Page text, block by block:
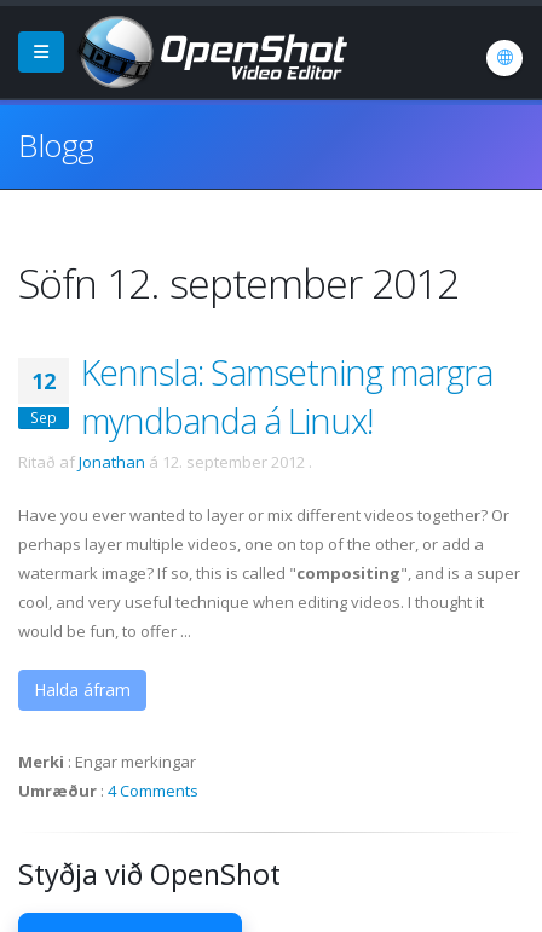
Blogg
Söfn 12. september 2012
12
Sep
Kennsla: Samsetning margra
myndbanda á Linux!
Ritað afJonathan á 12. september 2012 .
Have you ever wanted to layer or mix different videos together? Or
perhaps layer multiple videos, one on top of the other, or add a
watermark image? If so, this is called "compositing", and is a super
cool, and very useful technique when editing videos. I thought it
would be fun, to offer ...
Halda áfram
Merki : Engar merkingar
Umræður : 4 Comments
Styðja við OpenShot